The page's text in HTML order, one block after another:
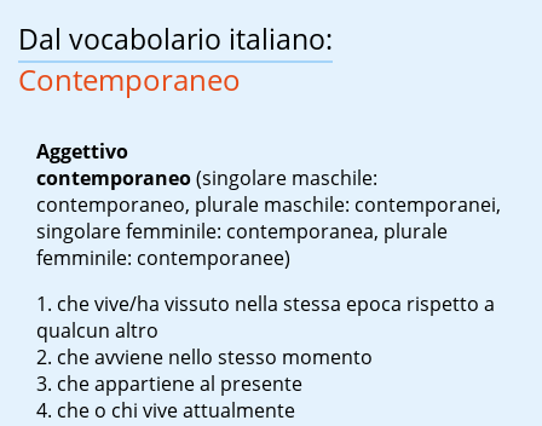
Dal vocabolario italiano:
Contemporaneo
Aggettivo
contemporaneo(singolare maschile:
contemporaneo, plurale maschile: contemporanei,
singolare femminile: contemporanea, plurale
femminile: contemporanee)
che vive/ha vissuto nella stessa epoca rispetto a
qualcun altro
che avviene nello stesso momento
che appartiene al presente
che o chi vive attualmente